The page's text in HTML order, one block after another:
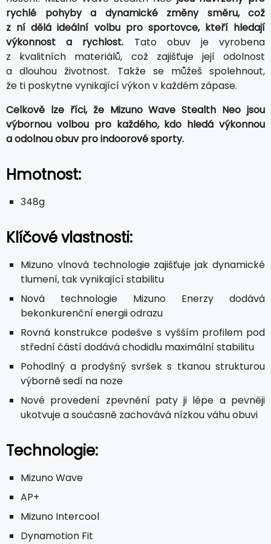
rychlé pohyby a dynamické změny směru, což
z ní dělá ideální volbu pro sportovce, kteří hledají
výkonnost a rychlost. Tato obuv je vyrobena
z kvalitních materiálů, což zajišťuje její odolnost
a dlouhou životnost. Takže se můžeš spolehnout,
že ti poskytne vynikající výkon v každém zápase.
Celkově lze říci, že Mizuno Wave Stealth Neo jsou
výbornou volbou pro každého, kdo hledá výkonnou
a odolnou obuv pro indoorové sporty.
Hmotnost:
348g
Klíčové vlastnosti:
Mizuno vlnová technologie zajišťuje jak dynamické
tlumení, tak vynikající stabilitu
Nová technologie Mizuno Enerzy dodává
bekonkurenční energii odrazu
Rovná konstrukce podešve s vyšším profilem pod
střední částí dodává chodidlu maximální stabilitu
Pohodlný a prodyšný svršek s tkanou strukturou
výborně sedí na noze
Nové provedení zpevnění paty ji lépe a pevněji
ukotvuje a současně zachovává nízkou váhu obuvi
Technologie:
Mizuno Wave
AP+
Mizuno Intercool
Dynamotion Fit